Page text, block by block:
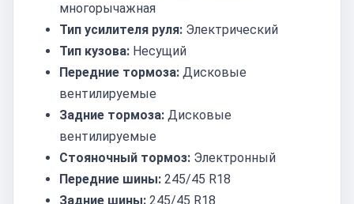
многорычажная
Тип усилителя руля: Электрический
Тип кузова: Несущий
Передние тормоза: Дисковые
вентилируемые
Задние тормоза: Дисковые
вентилируемые
Стояночный тормоз: Электронный
Передние шины: 245/45 R18
Задние шины: 245/45 R18